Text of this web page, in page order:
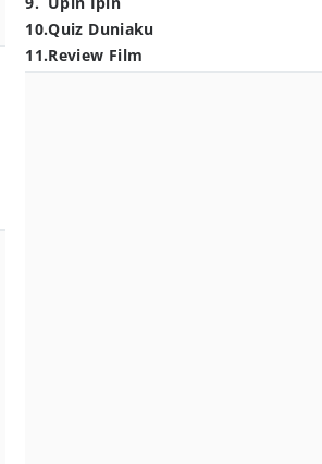
10.Quiz Duniaku
11.Review Film